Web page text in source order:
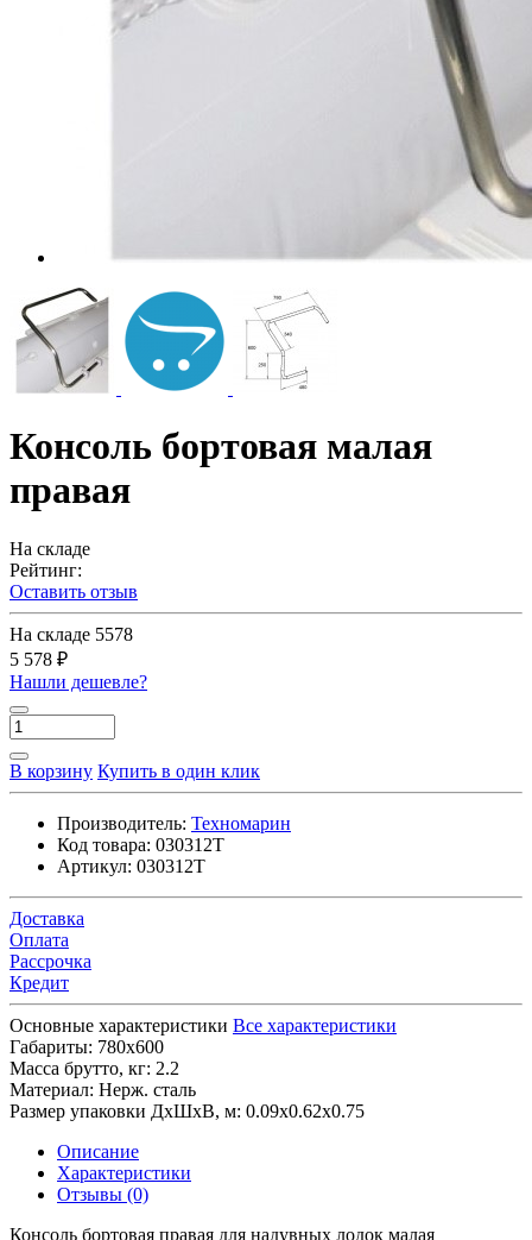
Консоль бортовая малая
правая
На складе
Рейтинг:
Оставить отзыв
На складе 5578
5 578 ₽
Нашли дешевле?
В корзину Купить в один клик
Производитель: Техномарин
Код товара: 030312T
Артикул: 030312T
Доставка
Оплата
Рассрочка
Кредит
Основные характеристики Все характеристики
Габариты: 780х600
Масса брутто, кг: 2.2
Материал: Нерж. сталь
Размер упаковки ДхШхВ, м: 0.09x0.62x0.75
Описание
Характеристики
Отзывы (0)
Консоль бортовая правая для надувных лодок малая